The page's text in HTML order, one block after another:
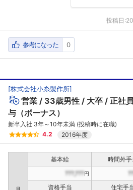
投稿日:
参考になった 0
[株式会社小糸製作所]
営業 33歳男性 大卒 正社員
与（ボーナス）
新卒入社 3年～10年未満 (投稿時に在職)
4.2
2016年度
基本給 時間外手
???,???円
資格手当 住宅手